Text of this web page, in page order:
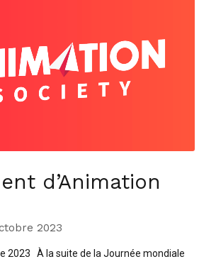
d’Animation
2023
2023 À la suite de la Journée mondiale